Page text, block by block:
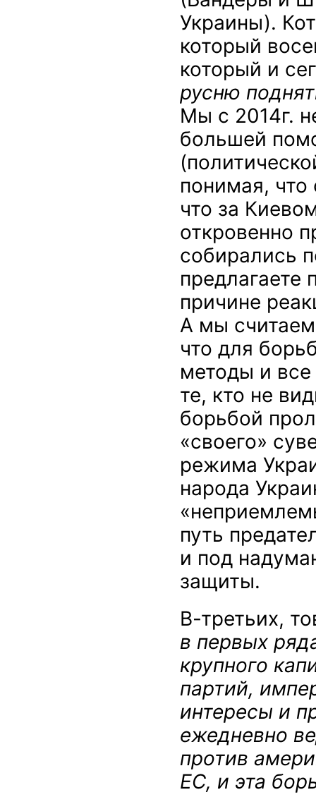
Украины).
который
который и
русню
Мы с 2014г.
большей
понимая, что
что за
откровенно
собирались
предлагаете
причине
А мы
что для
методы и
те, кто не
борьбой
«своего»
режима
народа
путь
и под
защиты.
В-третьих,
в первых
крупного
партий,
интересы и
ежедневно
против
ЕС, и эта